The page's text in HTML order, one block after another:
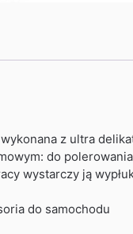
z ultra
do
wystarczy ją
do samochodu